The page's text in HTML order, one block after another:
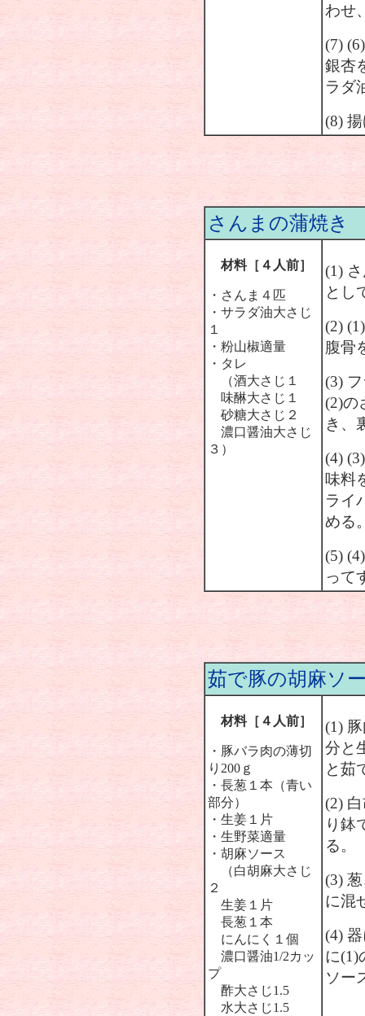
わせ
(7)
銀杏
ラダ
(8)
さんまの蒲焼き
材料［４人前］
・さんま４匹
・サラダ油大さじ
１
・粉山椒適量
・タレ
（酒大さじ１
味醂大さじ１
砂糖大さじ２
濃口醤油大さじ
３）
(1)
とし
(2)
腹骨
(3)
(2)の
き、
(4)
味料
ライ
める
(5)
って
茹で豚の胡麻ソ
材料［４人前］
・豚バラ肉の薄切
り200ｇ
・長葱１本（青い
部分）
・生姜１片
・生野菜適量
・胡麻ソース
（白胡麻大さじ
２
生姜１片
長葱１本
にんにく１個
濃口醤油1/2カッ
プ
酢大さじ1.5
水大さじ1.5
(1)
分と
と茹
(2)
り鉢
る。
(3)
に混
(4)
に(1)
ソー